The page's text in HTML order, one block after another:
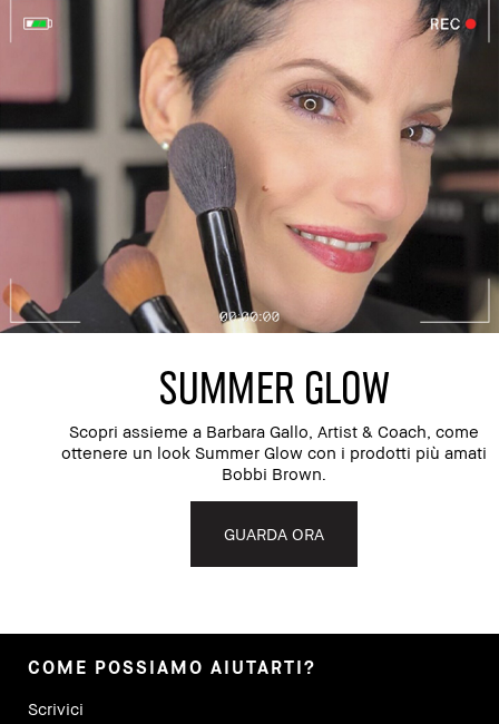
SUMMER GLOW
Scopri assieme a Barbara Gallo, Artist & Coach, come
ottenere un look Summer Glow con i prodotti più amati
Bobbi Brown.
GUARDA ORA
COME POSSIAMO AIUTARTI?
Scrivici